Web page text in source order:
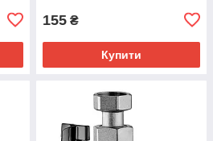
155 ₴
Купити